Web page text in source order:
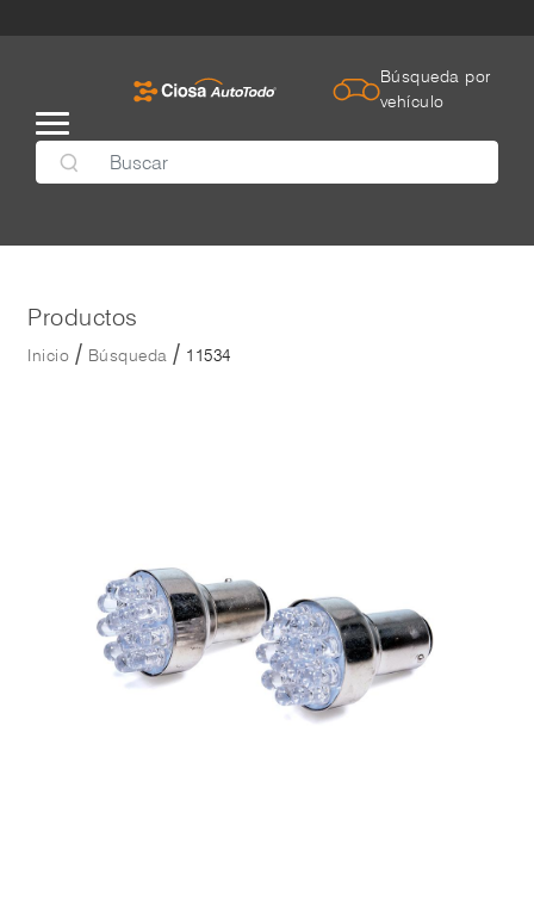
Búsqueda por
vehículo
Productos
Inicio / Búsqueda / 11534